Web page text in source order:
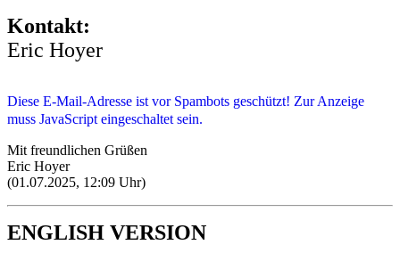
Kontakt:
Eric Hoyer
Diese E-Mail-Adresse ist vor Spambots geschützt! Zur Anzeige
muss JavaScript eingeschaltet sein.
Mit freundlichen Grüßen
Eric Hoyer
(01.07.2025, 12:09 Uhr)
ENGLISH VERSION